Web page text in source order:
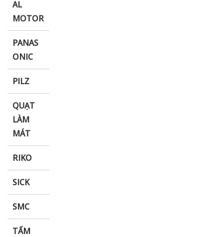
AL
MOTOR
PANAS
ONIC
PILZ
QUẠT
LÀM
MÁT
RIKO
SICK
SMC
TẤM